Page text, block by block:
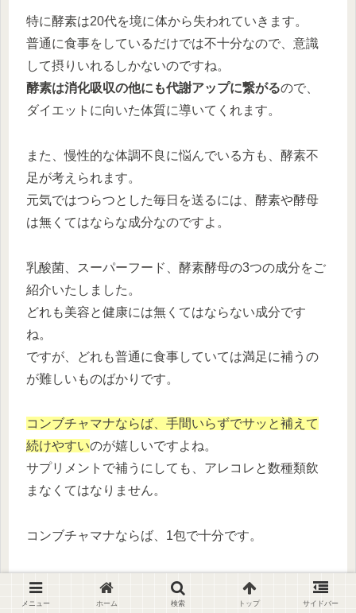
特に酵素は20代を境に体から失われていきます。
普通に食事をしているだけでは不十分なので、意識
して摂りいれるしかないのですね。
酵素は消化吸収の他にも代謝アップに繋がるので、
ダイエットに向いた体質に導いてくれます。
また、慢性的な体調不良に悩んでいる方も、酵素不
足が考えられます。
元気ではつらつとした毎日を送るには、酵素や酵母
は無くてはならな成分なのですよ。
乳酸菌、スーパーフード、酵素酵母の3つの成分をご
紹介いたしました。
どれも美容と健康には無くてはならない成分です
ね。
ですが、どれも普通に食事していては満足に補うの
が難しいものばかりです。
コンブチャマナならば、手間いらずでサッと補えて
続けやすいのが嬉しいですよね。
サプリメントで補うにしても、アレコレと数種類飲
まなくてはなりません。
コンブチャマナならば、1包で十分です。
嬉しい成分が何種類も配合されているので、サプリ
メント代も浮き、手間もかからないコンブチャマ
メニュー ホーム 検索 トップ サイドバー